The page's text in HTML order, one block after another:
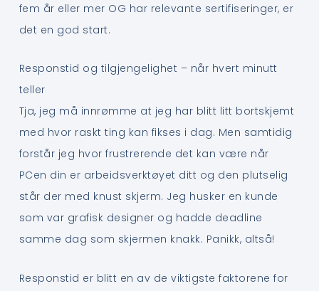
fem år eller mer OG har relevante sertifiseringer, er
det en god start.
Responstid og tilgjengelighet – når hvert minutt
teller
Tja, jeg må innrømme at jeg har blitt litt bortskjemt
med hvor raskt ting kan fikses i dag. Men samtidig
forstår jeg hvor frustrerende det kan være når
PCen din er arbeidsverktøyet ditt og den plutselig
står der med knust skjerm. Jeg husker en kunde
som var grafisk designer og hadde deadline
samme dag som skjermen knakk. Panikk, altså!
Responstid er blitt en av de viktigste faktorene for